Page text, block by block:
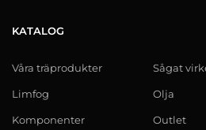
KATALOG
Våra träprodukter
Limfog
Komponenter
Sågat
Olja
Outlet